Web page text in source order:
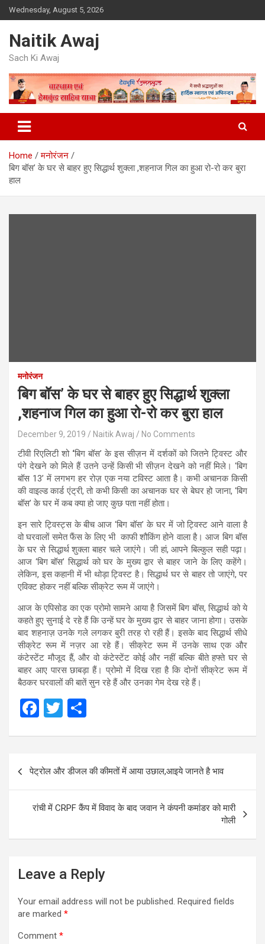
Skip
to
Wednesday, August 5, 2026
Naitik Awaj
Sach Ki Awaj
Home
मनोरंजन
बिग बॉस’ के घर से बाहर हुए सिद्धार्थ शुक्ला ,शहनाज गिल का हुआ रो-रो कर बुरा
हाल
मनोरंजन
बिग बॉस’ के घर से बाहर हुए सिद्धार्थ शुक्ला
,शहनाज गिल का हुआ रो-रो कर बुरा हाल
December 9, 2019 Naitik Awaj No Comments
टीवी रिएलिटी शो‘बिग बॉस’ के इस सीज़न में दर्शकों को जितने ट्विस्ट और
पंगे देखने को मिले हैं उतने उन्हें किसी भी सीज़न देखने को नहीं मिले। ‘बिग
बॉस 13’ में लगभग हर रोज़ एक नया टविस्ट आता है। कभी अचानक किसी
की वाइल्ड कार्ड एंट्री, तो कभी किसी का अचानक घर से बेघर हो जाना, ‘बिग
बॉस’ के घर में कब क्या हो जाए कुछ पता नहीं होता।
इन सारे ट्विस्ट्स के बीच आज ‘बिग बॉस’ के घर में जो ट्विस्ट आने वाला है
वो घरवालों समेत फैंस के लिए भी काफी शौकिंग होने वाला है। आज बिग बॉस
के घर से सिद्धार्थ शुक्ला बाहर चले जाएंगे। जी हां, आपने बिल्कुल सही पढ़ा।
आज ‘बिग बॉस’ सिद्धार्थ को घर के मुख्य द्वार से बाहर जाने के लिए कहेंगे।
लेकिन, इस कहानी में भी थोड़ा ट्विस्ट है। सिद्धार्थ घर से बाहर तो जाएंगे, पर
एविक्ट होकर नहीं बल्कि सीक्रेट रूम में जाएंगे।
आज के एपिसोड का एक प्रोमो सामने आया है जिसमें बिग बॉस, सिद्धार्थ को ये
कहते हुए सुनाई दे रहे हैं कि उन्हें घर के मुख्य द्वार से बाहर जाना होगा। उसके
बाद शहनाज़ उनके गले लगकर बुरी तरह रो रही हैं। इसके बाद सिद्धार्थ सीधे
सीक्रेट रूम में नज़र आ रहे हैं। सीक्रेट रूम में उनके साथ एक और
कंटेस्टेंट मौजूद हैं, और वो कंटेस्टेंट कोई और नहीं बल्कि बीते हफ्ते घर से
बाहर आए पारस छाबड़ा हैं। प्रोमो में दिख रहा है कि दोनों सीक्रेट रूम में
बैठकर घरवालों की बातें सुन रहे हैं और उनका गेम देख रहे हैं।
F
b
o
o
T
er e
Post
navigation
पेट्रोल और डीजल की कीमतों में आया उछाल,आइये जानते है भाव
रांची में CRPF कैंप में विवाद के बाद जवान ने कंपनी कमांडर को मारी
गोली
Leave a Reply
Your email address will not be published. Required fields
are marked *
Comment *